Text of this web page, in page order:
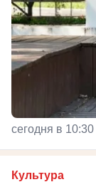
сегодня в 10:30
Культура